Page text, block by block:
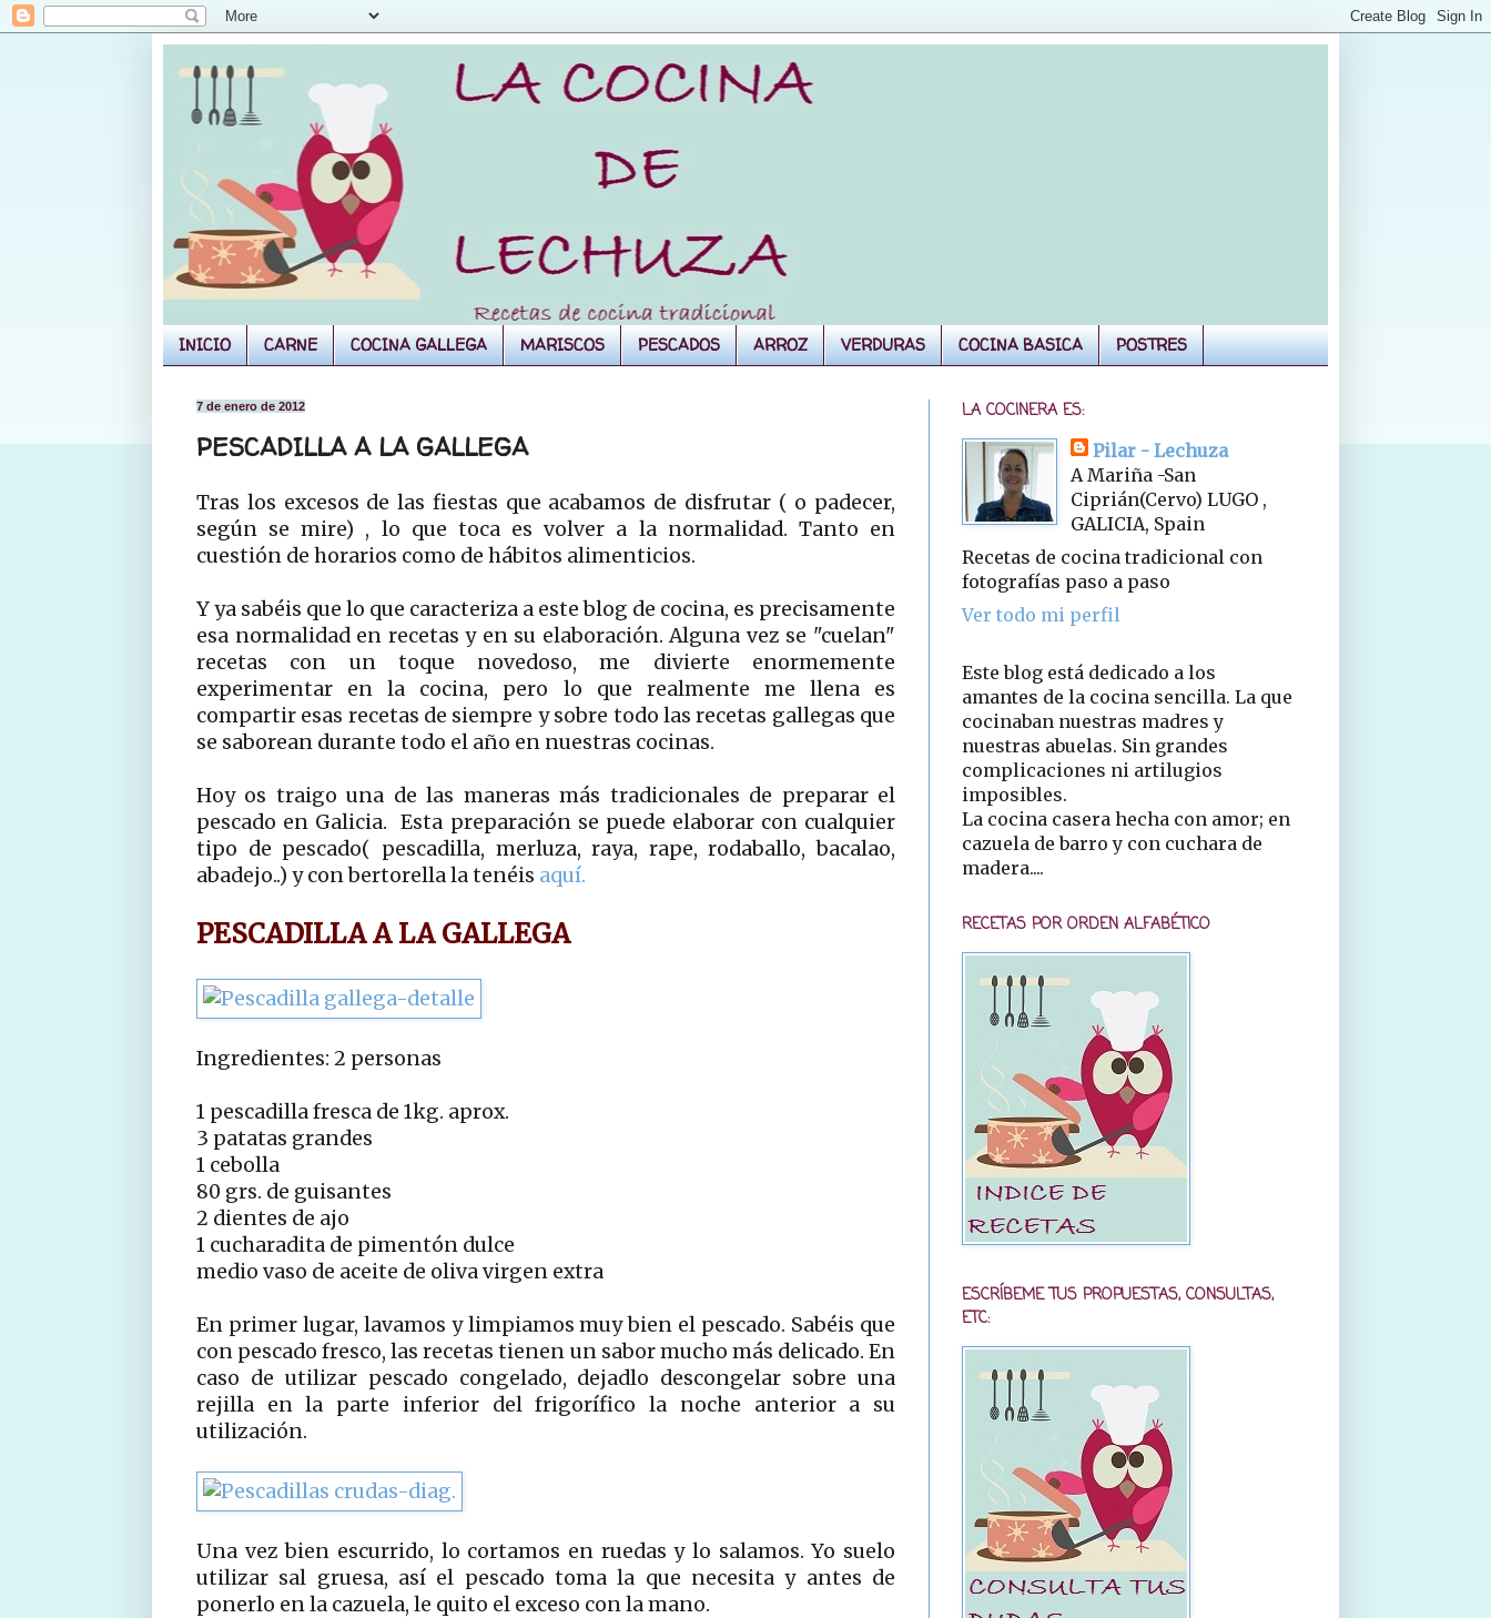
INICIO CARNE COCINA GALLEGA MARISCOS PESCADOS ARROZ VERDURAS COCINA BASICA POSTRES
7 de enero de 2012
PESCADILLA A LA GALLEGA
Tras los excesos de las fiestas que acabamos de disfrutar ( o padecer,
según se mire) , lo que toca es volver a la normalidad. Tanto en
cuestión de horarios como de hábitos alimenticios.
Y ya sabéis que lo que caracteriza a este blog de cocina, es precisamente
esa normalidad en recetas y en su elaboración. Alguna vez se "cuelan"
recetas con un toque novedoso, me divierte enormemente
experimentar en la cocina, pero lo que realmente me llena es
compartir esas recetas de siempre y sobre todo las recetas gallegas que
se saborean durante todo el año en nuestras cocinas.
Hoy os traigo una de las maneras más tradicionales de preparar el
pescado en Galicia. Esta preparación se puede elaborar con cualquier
tipo de pescado( pescadilla, merluza, raya, rape, rodaballo, bacalao,
abadejo..) y con bertorella la tenéis aquí.
PESCADILLA A LA GALLEGA
Ingredientes: 2 personas
1 pescadilla fresca de 1kg. aprox.
3 patatas grandes
1 cebolla
80 grs. de guisantes
2 dientes de ajo
1 cucharadita de pimentón dulce
medio vaso de aceite de oliva virgen extra
En primer lugar, lavamos y limpiamos muy bien el pescado. Sabéis que
con pescado fresco, las recetas tienen un sabor mucho más delicado. En
caso de utilizar pescado congelado, dejadlo descongelar sobre una
rejilla en la parte inferior del frigorífico la noche anterior a su
utilización.
Una vez bien escurrido, lo cortamos en ruedas y lo salamos. Yo suelo
utilizar sal gruesa, así el pescado toma la que necesita y antes de
ponerlo en la cazuela, le quito el exceso con la mano.
LA COCINERA ES:
Pilar - Lechuza
A Mariña -San
Ciprián(Cervo) LUGO ,
GALICIA, Spain
Recetas de cocina tradicional con
fotografías paso a paso
Ver todo mi perfil
Este blog está dedicado a los
amantes de la cocina sencilla. La que
cocinaban nuestras madres y
nuestras abuelas. Sin grandes
complicaciones ni artilugios
imposibles.
La cocina casera hecha con amor; en
cazuela de barro y con cuchara de
madera....
RECETAS POR ORDEN ALFABÉTICO
ESCRÍBEME TUS PROPUESTAS, CONSULTAS,
ETC: